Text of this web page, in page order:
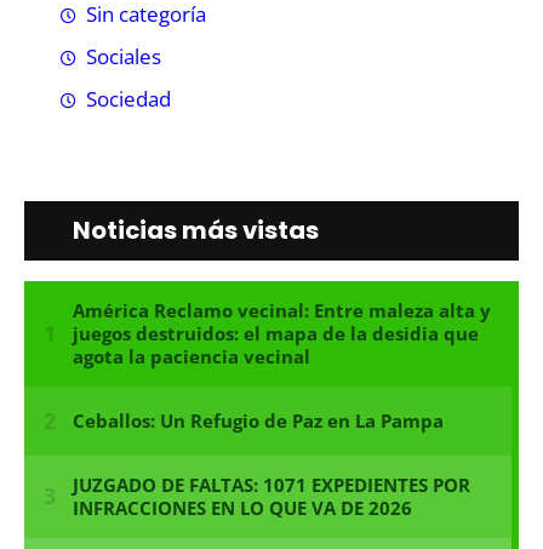
Sin categoría
Sociales
Sociedad
Noticias más vistas